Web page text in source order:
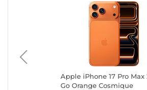
Apple iPhone 17 Pro Max
Go Orange Cosmique